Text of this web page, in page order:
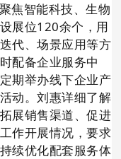
焦智能科技、生物
展位120余个，用
代、场景应用等方
配备企业服务中
期举办线下企业产
动。刘惠详细了解
展销售渠道、促进
作开展情况，要求
续优化配套服务体